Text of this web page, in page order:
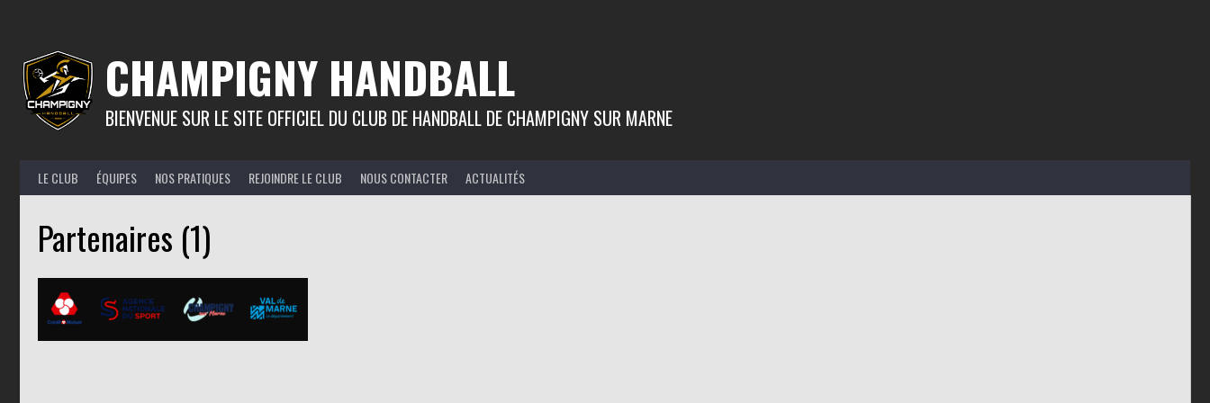
contenu
CHAMPIGNY HANDBALL
BIENVENUE SUR LE SITE OFFICIEL DU CLUB DE HANDBALL DE CHAMPIGNY SUR MARNE
LE CLUB ÉQUIPES NOS PRATIQUES REJOINDRE LE CLUB NOUS CONTACTER ACTUALITÉS
Partenaires (1)